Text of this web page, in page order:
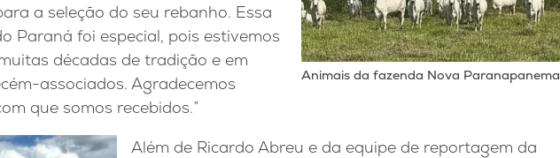
Animais da fazenda Nova Paranapanema
a seleção do seu rebanho. Essa
Paraná foi especial, pois estivemos
décadas de tradição e em
associados. Agradecemos
que somos recebidos.”
Além de Ricardo Abreu e da equipe de reportagem da